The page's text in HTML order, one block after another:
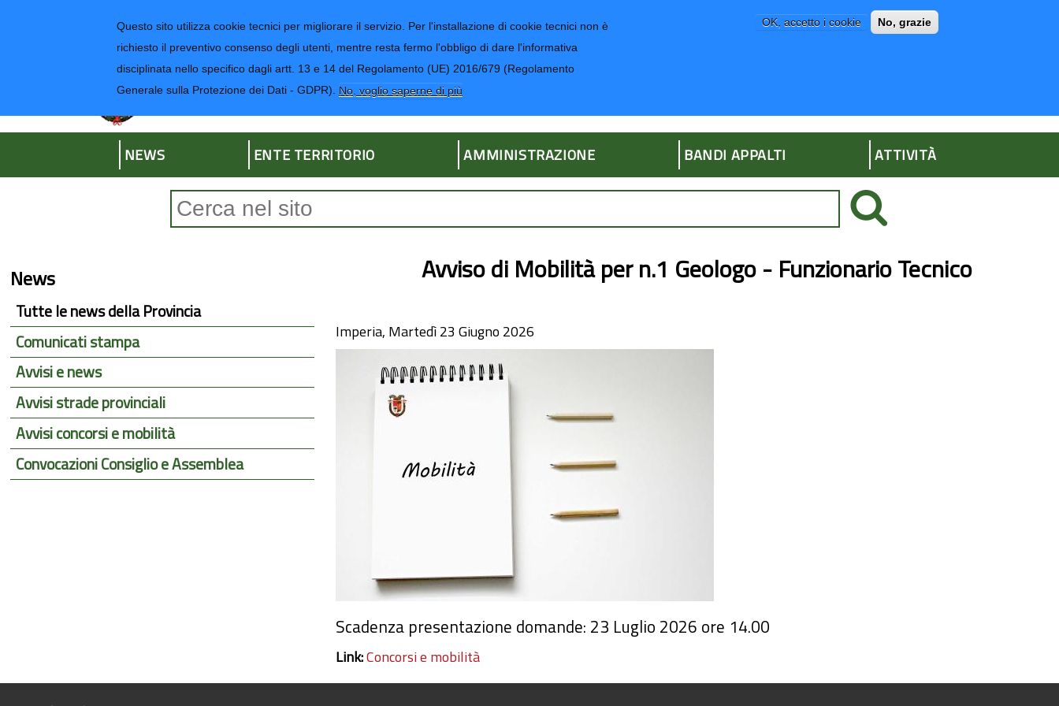
Questo sito utilizza cookie tecnici per migliorare il servizio. Per l'installazione di cookie tecnici non è
richiesto il preventivo consenso degli utenti, mentre resta fermo l'obbligo di dare l'informativa
disciplinata nello specifico dagli artt. 13 e 14 del Regolamento (UE) 2016/679 (Regolamento
Generale sulla Protezione dei Dati - GDPR). No, voglio saperne di più
OK, accetto i cookie No, grazie
Regione Liguria
Provincia di Imperia
NEWS ENTE TERRITORIO AMMINISTRAZIONE BANDI APPALTI ATTIVITÀ
Avviso di Mobilità per n.1 Geologo - Funzionario Tecnico
Imperia, Martedì 23 Giugno 2026
Scadenza presentazione domande: 23 Luglio 2026 ore 14.00
Link:Concorsi e mobilità
News
Tutte le news della Provincia
Comunicati stampa
Avvisi e news
Avvisi strade provinciali
Avvisi concorsi e mobilità
Convocazioni Consiglio e Assemblea